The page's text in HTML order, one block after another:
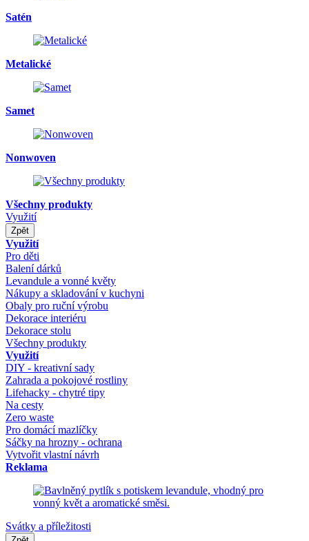
Satén
Metalické
Samet
Nonwoven
Všechny produkty
Využití
Zpět
Využití
Pro děti
Balení dárků
Levandule a vonné květy
Nákupy a skladování v kuchyni
Obaly pro ruční výrobu
Dekorace interiéru
Dekorace stolu
Všechny produkty
Využití
DIY - kreativní sady
Zahrada a pokojové rostliny
Lifehacky - chytré tipy
Na cesty
Zero waste
Pro domácí mazlíčky
Sáčky na hrozny - ochrana
Vytvořit vlastní návrh
Reklama
Svátky a příležitosti